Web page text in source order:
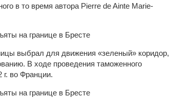
в то время автора Pierre de Ainte Marie-
выбрал для движения «зеленый» коридор,
В ходе проведения таможенного
г. во Франции.